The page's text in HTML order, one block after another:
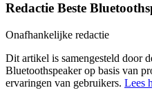
Redactie Beste
Onafhankelijke redactie
Dit artikel is samengesteld door
Bluetoothspeaker op basis van
ervaringen van gebruikers. Lees